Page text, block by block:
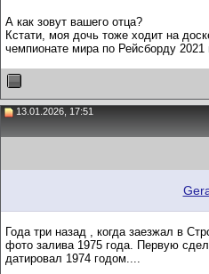
А как зовут вашего отца?
Кстати, моя дочь тоже ходит на
чемпионате мира по Рейсборду 2021
13.01.2026, 17:51
Года три назад , когда заезжал в
фото залива 1975 года. Первую
датировал 1974 годом....